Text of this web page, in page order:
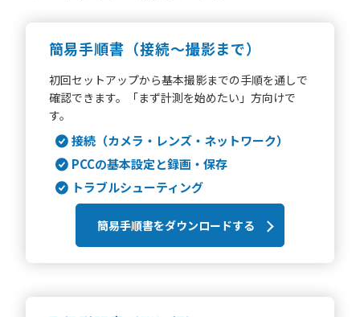
簡易手順書（接続〜撮影まで）
初回セットアップから基本撮影までの手順を通しで
確認できます。「まず計測を始めたい」方向けで
す。
接続（カメラ・レンズ・ネットワーク）
PCCの基本設定と録画・保存
トラブルシューティング
簡易手順書をダウンロードする